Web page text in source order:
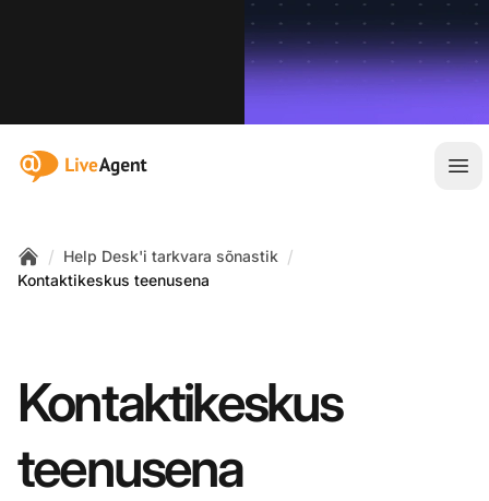
:site.title
Home
/ Help Desk'i tarkvara sõnastik /
Kontaktikeskus teenusena
Kontaktikeskus
teenusena